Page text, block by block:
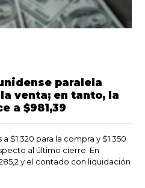
paralela
venta; en tanto, la
a $981,39
$1.320 para la compra y $1.350
al último cierre. En
y el contado con liquidación